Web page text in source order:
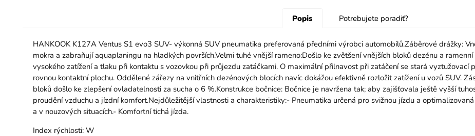
Popis Potrebujete poradiť?
HANKOOK K127A Ventus S1 evo3 SUV- výkonná SUV pneumatika preferovaná předními výrobci automobilů.Záběrové drážky:
mokra a zabraňují aquaplaningu na hladkých površích.Velmi tuhé vnější rameno:Došlo ke zvětšení vnějších bloků dezénu a
vysokého zatížení a tlaku při kontaktu s vozovkou při průjezdu zatáčkami. O maximální přilnavost při zatáčení se stará vyztužovací
rovnou kontaktní plochu. Oddělené zářezy na vnitřních dezénových blocích navíc dokážou efektivně rozložit zatížení u vozů SUV.
bloků došlo ke zlepšení ovladatelnosti za sucha o 6 %.Konstrukce bočnice: Bočnice je navržena tak; aby zajišťovala ještě vyšší
proudění vzduchu a jízdní komfort.Nejdůležitější vlastnosti a charakteristiky:- Pneumatika určená pro svižnou jízdu a
a v nouzových situacích.- Komfortní tichá jízda.
Index rýchlosti:W